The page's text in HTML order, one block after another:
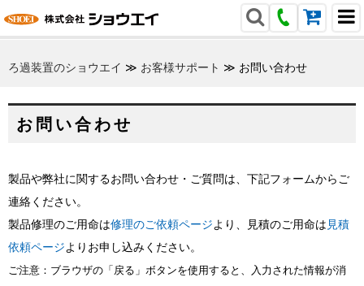
ろ過装置のショウエイ ≫ お客様サポート ≫ お問い合わせ
お問い合わせ
製品や弊社に関するお問い合わせ・ご質問は、下記フォームからご
連絡ください。
製品修理のご用命は修理のご依頼ページより、見積のご用命は 見積
依頼ページよりお申し込みください。
ご注意：ブラウザの「戻る」ボタンを使用すると、入力された情報が消